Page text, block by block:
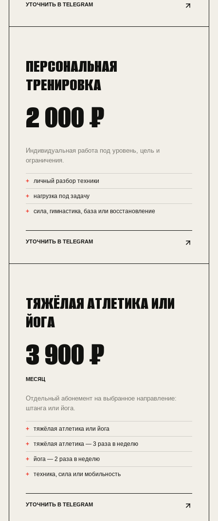
УТОЧНИТЬ В TELEGRAM
ПЕРСОНАЛЬНАЯ
ТРЕНИРОВКА
2 000 ₽
Индивидуальная работа под уровень, цель и
ограничения.
личный разбор техники
нагрузка под задачу
сила, гимнастика, база или восстановление
УТОЧНИТЬ В TELEGRAM
ТЯЖЁЛАЯ АТЛЕТИКА ИЛИ
ЙОГА
3 900 ₽
МЕСЯЦ
Отдельный абонемент на выбранное направление:
штанга или йога.
тяжёлая атлетика или йога
тяжёлая атлетика — 3 раза в неделю
йога — 2 раза в неделю
техника, сила или мобильность
УТОЧНИТЬ В TELEGRAM